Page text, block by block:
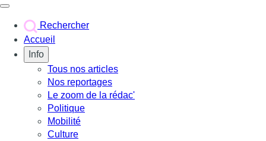
Rechercher
Accueil
Info
Tous nos articles
Nos reportages
Le zoom de la rédac'
Politique
Mobilité
Culture